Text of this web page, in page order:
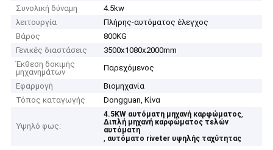
Συνολική δύναμη
4.5kw
λειτουργία
Πλήρης-αυτόματος έλεγχος
Βάρος
800KG
Γενικές διαστάσεις
3500x1080x2000mm
Έκθεση δοκιμής
μηχανημάτων
Παρεχόμενος
Εφαρμογή
Βιομηχανία
Τόπος καταγωγής
Dongguan, Κίνα
Υψηλό φως:
4.5KW αυτόματη μηχανή καρφώματος,
Διπλή μηχανή καρφώματος τελών
αυτόματη
, αυτόματο riveter υψηλής ταχύτητας